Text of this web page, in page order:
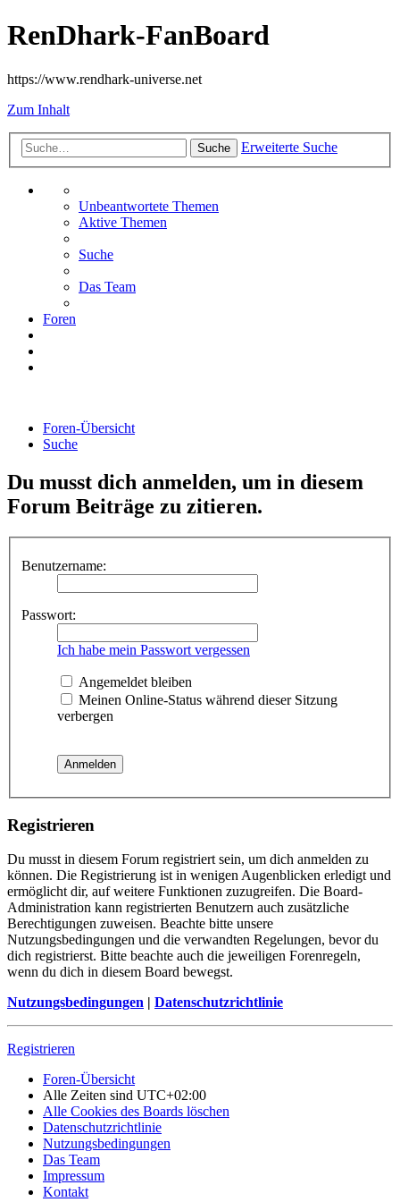
RenDhark-FanBoard
https://www.rendhark-universe.net
Zum Inhalt
Suche Erweiterte Suche
Unbeantwortete Themen
Aktive Themen
Suche
Das Team
Foren
Foren-Übersicht
Suche
Du musst dich anmelden, um in diesem
Forum Beiträge zu zitieren.
Benutzername:
Passwort:
Ich habe mein Passwort vergessen
Angemeldet bleiben
Meinen Online-Status während dieser Sitzung
verbergen
Registrieren
Du musst in diesem Forum registriert sein, um dich anmelden zu
können. Die Registrierung ist in wenigen Augenblicken erledigt und
ermöglicht dir, auf weitere Funktionen zuzugreifen. Die Board-
Administration kann registrierten Benutzern auch zusätzliche
Berechtigungen zuweisen. Beachte bitte unsere
Nutzungsbedingungen und die verwandten Regelungen, bevor du
dich registrierst. Bitte beachte auch die jeweiligen Forenregeln,
wenn du dich in diesem Board bewegst.
Nutzungsbedingungen | Datenschutzrichtlinie
Registrieren
Foren-Übersicht
Alle Zeiten sind UTC+02:00
Alle Cookies des Boards löschen
Datenschutzrichtlinie
Nutzungsbedingungen
Das Team
Impressum
Kontakt